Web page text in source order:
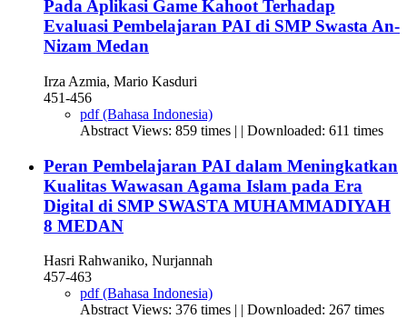
Pada Aplikasi Game Kahoot Terhadap
Evaluasi Pembelajaran PAI di SMP Swasta An-
Nizam Medan
Irza Azmia, Mario Kasduri
451-456
pdf (Bahasa Indonesia)
Abstract Views: 859 times | | Downloaded: 611 times
Peran Pembelajaran PAI dalam Meningkatkan
Kualitas Wawasan Agama Islam pada Era
Digital di SMP SWASTA MUHAMMADIYAH
8 MEDAN
Hasri Rahwaniko, Nurjannah
457-463
pdf (Bahasa Indonesia)
Abstract Views: 376 times | | Downloaded: 267 times